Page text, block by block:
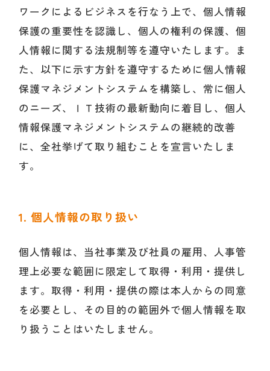
ワークによるビジネスを行なう上で、個人情報
保護の重要性を認識し、個人の権利の保護、個
人情報に関する法規制等を遵守いたします。ま
た、以下に示す方針を遵守するために個人情報
保護マネジメントシステムを構築し、常に個人
のニーズ、ＩＴ技術の最新動向に着目し、個人
情報保護マネジメントシステムの継続的改善
に、全社挙げて取り組むことを宣言いたしま
す。
1. 個人情報の取り扱い
個人情報は、当社事業及び社員の雇用、人事管
理上必要な範囲に限定して取得・利用・提供し
ます。取得・利用・提供の際は本人からの同意
を必要とし、その目的の範囲外で個人情報を取
り扱うことはいたしません。